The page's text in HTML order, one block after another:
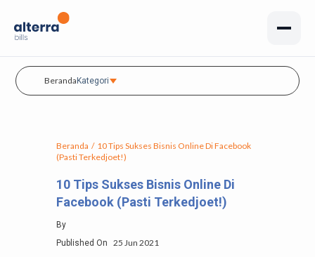
BerandaKategori
Beranda / 10 Tips Sukses Bisnis Online Di Facebook
(Pasti Terkedjoet!)
10 Tips Sukses Bisnis Online Di
Facebook (Pasti Terkedjoet!)
By
Published On
25 Jun 2021